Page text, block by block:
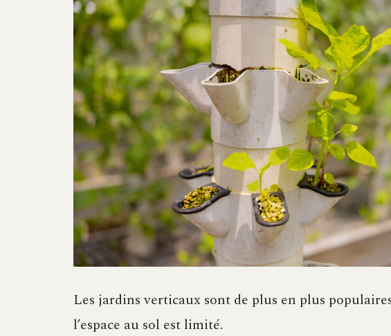
Les jardins verticaux sont de plus en plus
l’espace au sol est limité.